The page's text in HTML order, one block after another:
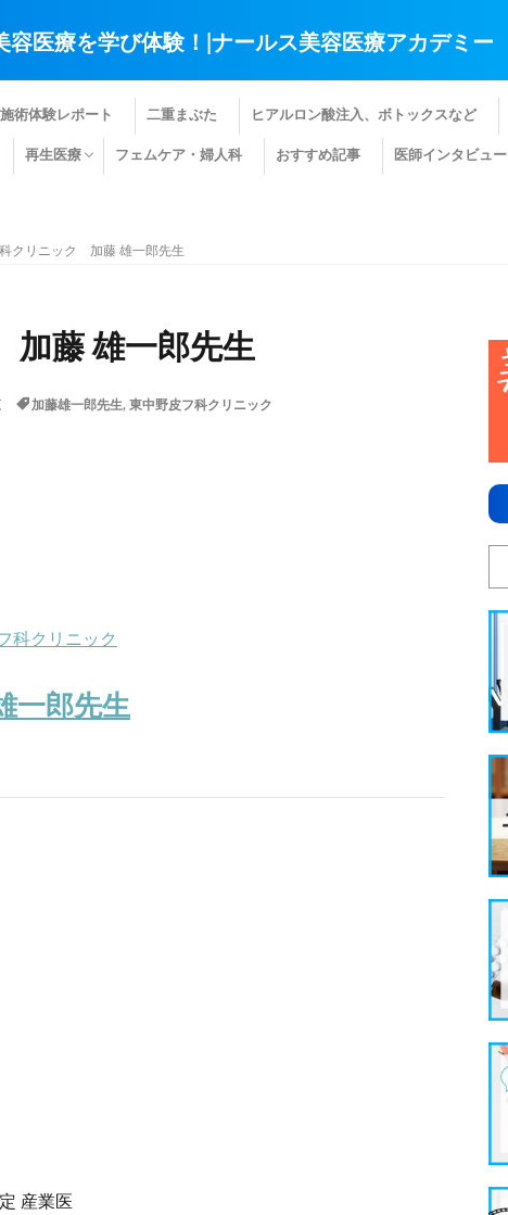
容医療を学び体験！|ナールス美容医療アカデミー
術体験レポート 二重まぶた ヒアルロン酸注入、ボトックスなど
再生医療 フェムケア・婦人科 おすすめ記事 医師インタビュー
クリニック 加藤 雄一郎先生
藤 雄一郎先生
加藤雄一郎先生, 東中野皮フ科クリニック
科クリニック
一郎先生
産業医